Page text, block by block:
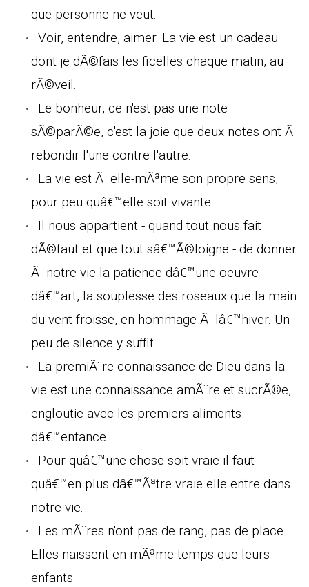
que personne ne veut.
Voir, entendre, aimer. La vie est un cadeau
dont je dÃ©fais les ficelles chaque matin, au
rÃ©veil.
Le bonheur, ce n'est pas une note
sÃ©parÃ©e, c'est la joie que deux notes ont Ã
rebondir l'une contre l'autre.
La vie est Ã elle-mÃªme son propre sens,
pour peu quâ€™elle soit vivante.
Il nous appartient - quand tout nous fait
dÃ©faut et que tout sâ€™Ã©loigne - de donner
Ã notre vie la patience dâ€™une oeuvre
dâ€™art, la souplesse des roseaux que la main
du vent froisse, en hommage Ã lâ€™hiver. Un
peu de silence y suffit.
La premiÃ¨re connaissance de Dieu dans la
vie est une connaissance amÃ¨re et sucrÃ©e,
engloutie avec les premiers aliments
dâ€™enfance.
Pour quâ€™une chose soit vraie il faut
quâ€™en plus dâ€™Ãªtre vraie elle entre dans
notre vie.
Les mÃ¨res n'ont pas de rang, pas de place.
Elles naissent en mÃªme temps que leurs
enfants.